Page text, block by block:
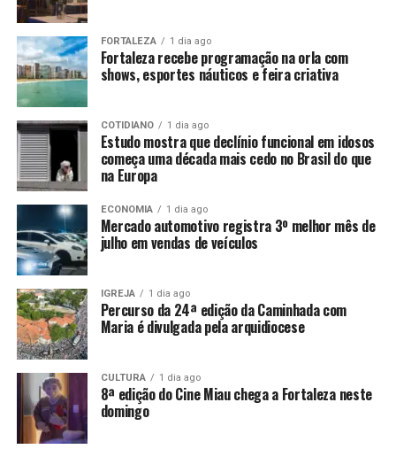
FORTALEZA 1 dia ago
Fortaleza recebe programação na orla com
shows, esportes náuticos e feira criativa
COTIDIANO 1 dia ago
Estudo mostra que declínio funcional em idosos
começa uma década mais cedo no Brasil do que
na Europa
ECONOMIA 1 dia ago
Mercado automotivo registra 3º melhor mês de
julho em vendas de veículos
IGREJA 1 dia ago
Percurso da 24ª edição da Caminhada com
Maria é divulgada pela arquidiocese
CULTURA 1 dia ago
8ª edição do Cine Miau chega a Fortaleza neste
domingo